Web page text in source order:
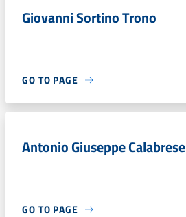
Giovanni Sortino Trono
GO TO PAGE
Antonio Giuseppe Calabrese
GO TO PAGE